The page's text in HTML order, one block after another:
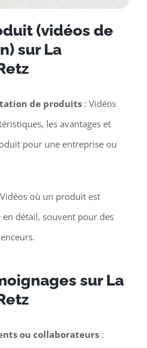
(vidéos de
sur La
de produits: Vidéos
les avantages et
pour une entreprise ou
où un produit est
en détail, souvent pour des
sur La
ou collaborateurs: